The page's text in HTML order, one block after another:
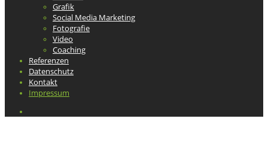
Grafik
Social Media Marketing
Fotografie
Video
Coaching
Referenzen
Datenschutz
Kontakt
Impressum